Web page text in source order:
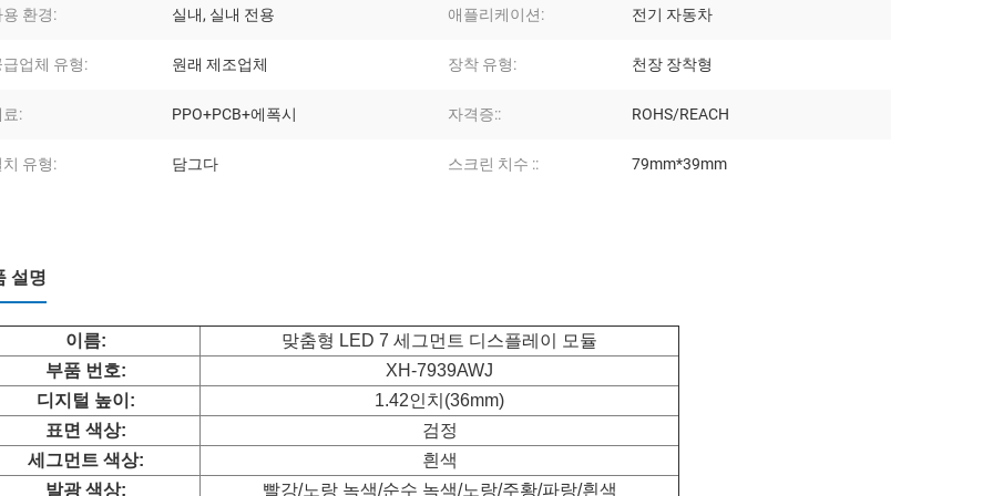
용 환경: 실내, 실내 전용 애플리케이션: 전기 자동차
급업체 유형: 원래 제조업체 장착 유형: 천장 장착형
료: PPO+PCB+에폭시 자격증:: ROHS/REACH
치 유형: 담그다 스크린 치수 :: 79mm*39mm
설명
이름:
맞춤형 LED 7 세그먼트 디스플레이 모듈
부품 번호:
XH-7939AWJ
디지털 높이:
1.42인치(36mm)
표면 색상:
검정
세그먼트 색상:
흰색
발광 색상:
빨강/노랑 녹색/순수 녹색/노랑/주황/파랑/흰색